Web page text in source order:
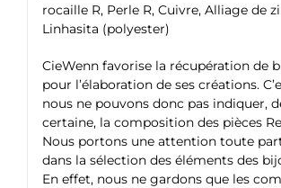
rocaille R, Perle R, Cuivre, Alliage de
Linhasita (polyester)
CieWenn favorise la récupération de
pour l’élaboration de ses créations.
nous ne pouvons donc pas indiquer,
certaine, la composition des pièces
Nous portons une attention toute
dans la sélection des éléments des
En effet, nous ne gardons que les